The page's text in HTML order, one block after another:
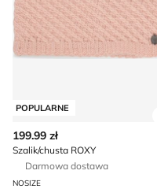
POPULARNE
199.99 zł
Szalik/chusta ROXY
Darmowa dostawa
NOSIZE